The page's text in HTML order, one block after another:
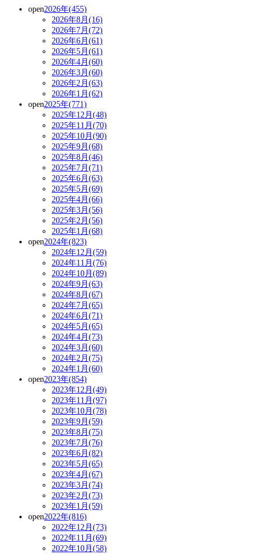
open2026年(455)
2026年8月(16)
2026年7月(72)
2026年6月(61)
2026年5月(61)
2026年4月(60)
2026年3月(60)
2026年2月(63)
2026年1月(62)
open2025年(771)
2025年12月(48)
2025年11月(70)
2025年10月(90)
2025年9月(68)
2025年8月(46)
2025年7月(71)
2025年6月(63)
2025年5月(69)
2025年4月(66)
2025年3月(56)
2025年2月(56)
2025年1月(68)
open2024年(823)
2024年12月(59)
2024年11月(76)
2024年10月(89)
2024年9月(63)
2024年8月(67)
2024年7月(65)
2024年6月(71)
2024年5月(65)
2024年4月(73)
2024年3月(60)
2024年2月(75)
2024年1月(60)
open2023年(854)
2023年12月(49)
2023年11月(97)
2023年10月(78)
2023年9月(59)
2023年8月(75)
2023年7月(76)
2023年6月(82)
2023年5月(65)
2023年4月(67)
2023年3月(74)
2023年2月(73)
2023年1月(59)
open2022年(816)
2022年12月(73)
2022年11月(69)
2022年10月(58)